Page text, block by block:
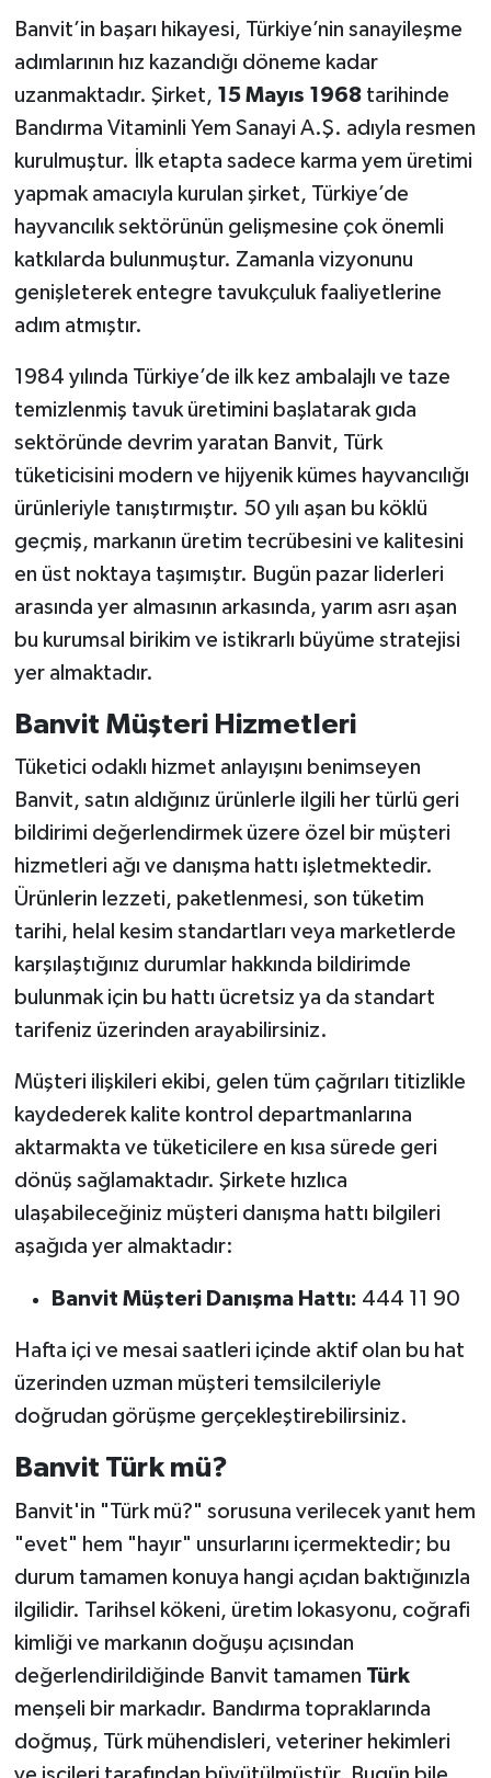
Banvit’in başarı hikayesi, Türkiye’nin sanayileşme
adımlarının hız kazandığı döneme kadar
uzanmaktadır. Şirket, 15 Mayıs 1968tarihinde
Bandırma Vitaminli Yem Sanayi A.Ş. adıyla resmen
kurulmuştur. İlk etapta sadece karma yem üretimi
yapmak amacıyla kurulan şirket, Türkiye’de
hayvancılık sektörünün gelişmesine çok önemli
katkılarda bulunmuştur. Zamanla vizyonunu
genişleterek entegre tavukçuluk faaliyetlerine
adım atmıştır.
1984 yılında Türkiye’de ilk kez ambalajlı ve taze
temizlenmiş tavuk üretimini başlatarak gıda
sektöründe devrim yaratan Banvit, Türk
tüketicisini modern ve hijyenik kümes hayvancılığı
ürünleriyle tanıştırmıştır. 50 yılı aşan bu köklü
geçmiş, markanın üretim tecrübesini ve kalitesini
en üst noktaya taşımıştır. Bugün pazar liderleri
arasında yer almasının arkasında, yarım asrı aşan
bu kurumsal birikim ve istikrarlı büyüme stratejisi
yer almaktadır.
Banvit Müşteri Hizmetleri
Tüketici odaklı hizmet anlayışını benimseyen
Banvit, satın aldığınız ürünlerle ilgili her türlü geri
bildirimi değerlendirmek üzere özel bir müşteri
hizmetleri ağı ve danışma hattı işletmektedir.
Ürünlerin lezzeti, paketlenmesi, son tüketim
tarihi, helal kesim standartları veya marketlerde
karşılaştığınız durumlar hakkında bildirimde
bulunmak için bu hattı ücretsiz ya da standart
tarifeniz üzerinden arayabilirsiniz.
Müşteri ilişkileri ekibi, gelen tüm çağrıları titizlikle
kaydederek kalite kontrol departmanlarına
aktarmakta ve tüketicilere en kısa sürede geri
dönüş sağlamaktadır. Şirkete hızlıca
ulaşabileceğiniz müşteri danışma hattı bilgileri
aşağıda yer almaktadır:
Banvit Müşteri Danışma Hattı: 444 11 90
Hafta içi ve mesai saatleri içinde aktif olan bu hat
üzerinden uzman müşteri temsilcileriyle
doğrudan görüşme gerçekleştirebilirsiniz.
Banvit Türk mü?
Banvit'in "Türk mü?" sorusuna verilecek yanıt hem
"evet" hem "hayır" unsurlarını içermektedir; bu
durum tamamen konuya hangi açıdan baktığınızla
ilgilidir. Tarihsel kökeni, üretim lokasyonu, coğrafi
kimliği ve markanın doğuşu açısından
değerlendirildiğinde Banvit tamamen Türk
menşeli bir markadır. Bandırma topraklarında
doğmuş, Türk mühendisleri, veteriner hekimleri